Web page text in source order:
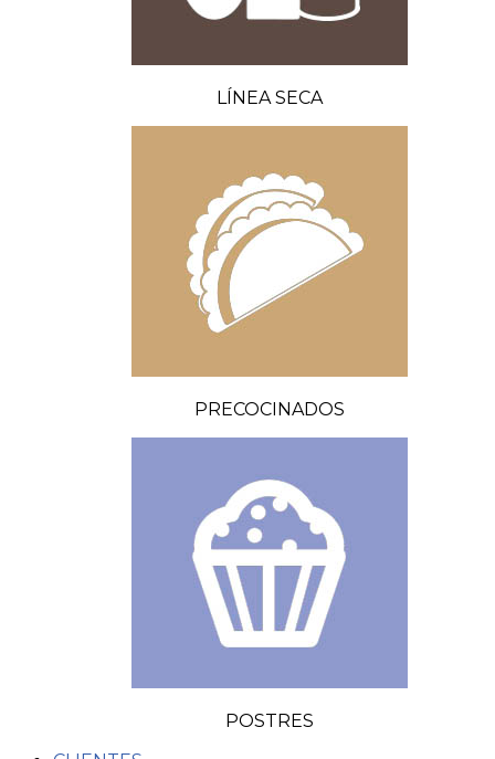
LÍNEA SECA
PRECOCINADOS
POSTRES